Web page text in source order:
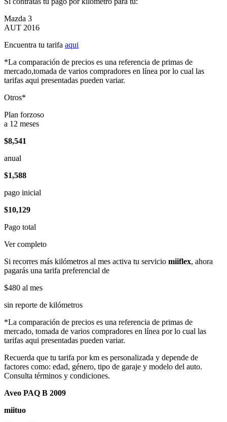
Mazda 3
AUT 2016
Encuentra tu tarifa aqui
*La comparación de precios es una referencia de primas de
mercado,tomada de varios compradores en línea por lo cual las
tarifas aqui presentadas pueden variar.
Otros*
Plan forzoso
a 12 meses
$8,541
anual
$1,588
pago inicial
$10,129
Pago total
Ver completo
Si recorres más kilómetros al mes activa tu servicio miiflex, ahora
pagarás una tarifa preferencial de
$480 al mes
sin reporte de kilómetros
*La comparación de precios es una referencia de primas de
mercado, tomada de varios compradores en línea por lo cual las
tarifas aqui presentadas pueden variar.
Recuerda que tu tarifa por km es personalizada y depende de
factores como: edad, género, tipo de garaje y modelo del auto.
Consulta términos y condiciones.
Aveo PAQ B 2009
miituo